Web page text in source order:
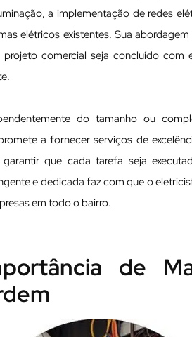
a implementação de redes
elétricos existentes. Sua
projeto comercial seja concluído com
do tamanho ou
a fornecer serviços de
garantir que cada tarefa seja
e dedicada faz com que o
em todo o bairro.
de